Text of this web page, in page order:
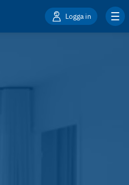
Logga in